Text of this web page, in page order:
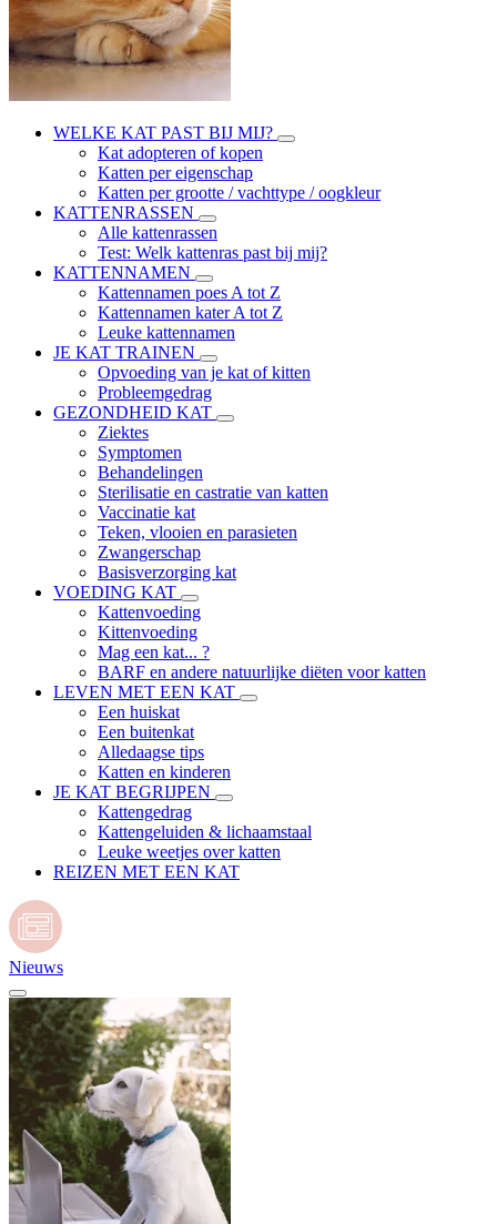
WELKE KAT PAST BIJ MIJ?
Kat adopteren of kopen
Katten per eigenschap
Katten per grootte / vachttype / oogkleur
KATTENRASSEN
Alle kattenrassen
Test: Welk kattenras past bij mij?
KATTENNAMEN
Kattennamen poes A tot Z
Kattennamen kater A tot Z
Leuke kattennamen
JE KAT TRAINEN
Opvoeding van je kat of kitten
Probleemgedrag
GEZONDHEID KAT
Ziektes
Symptomen
Behandelingen
Sterilisatie en castratie van katten
Vaccinatie kat
Teken, vlooien en parasieten
Zwangerschap
Basisverzorging kat
VOEDING KAT
Kattenvoeding
Kittenvoeding
Mag een kat... ?
BARF en andere natuurlijke diëten voor katten
LEVEN MET EEN KAT
Een huiskat
Een buitenkat
Alledaagse tips
Katten en kinderen
JE KAT BEGRIJPEN
Kattengedrag
Kattengeluiden & lichaamstaal
Leuke weetjes over katten
REIZEN MET EEN KAT
Nieuws